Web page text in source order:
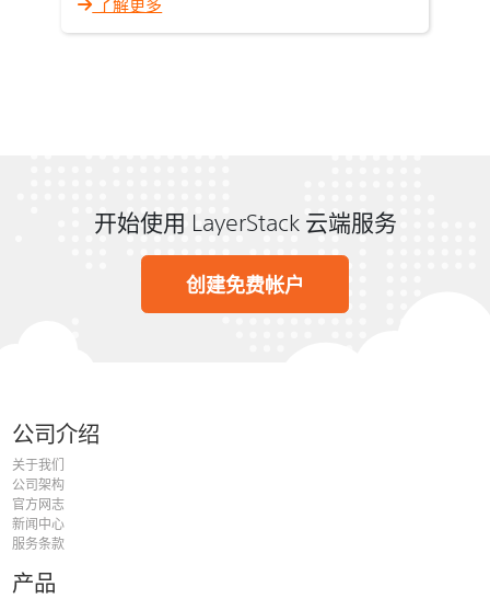
开始使用 LayerStack 云端服务
创建免费帐户
公司介绍
关于我们
公司架构
官方网志
新闻中心
服务条款
产品